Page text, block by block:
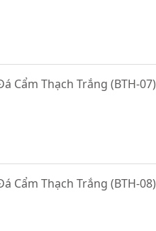
Cẩm Thạch Trắng (BTH-07)
Cẩm Thạch Trắng (BTH-08)